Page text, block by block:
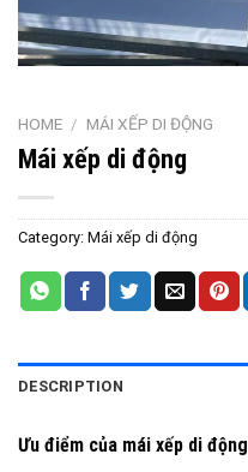
HOME / MÁI XẾP DI ĐỘNG
Mái xếp di động
Category: Mái xếp di động
DESCRIPTION
Ưu điểm của mái xếp di động